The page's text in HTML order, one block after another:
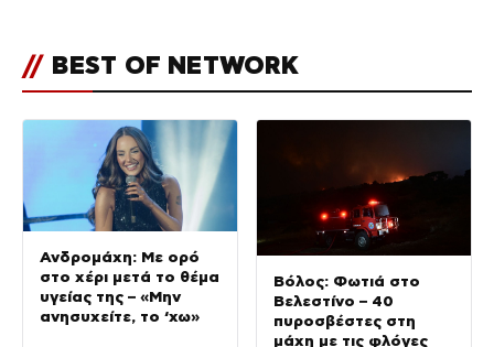
// BEST OF NETWORK
Ανδρομάχη: Με ορό
στο χέρι μετά το θέμα
υγείας της – «Μην
ανησυχείτε, το ‘χω»
Βόλος: Φωτιά στο
Βελεστίνο – 40
πυροσβέστες στη
μάχη με τις φλόγες